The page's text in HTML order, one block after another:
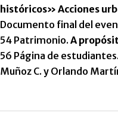
históricos» Acciones
Documento final del
54 Patrimonio. A
56 Página de estudiantes.
Muñoz C. y Orlando